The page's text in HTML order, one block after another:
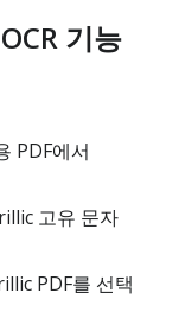
기능
PDF에서
고유 문자
PDF를 선택